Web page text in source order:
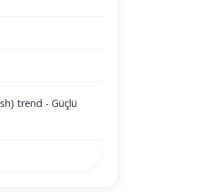
trend - Güçlü